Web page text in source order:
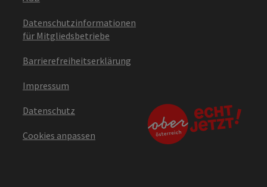
Datenschutzinformationen
für Mitgliedsbetriebe
Barrierefreiheitserklärung
Impressum
Datenschutz
Cookies anpassen